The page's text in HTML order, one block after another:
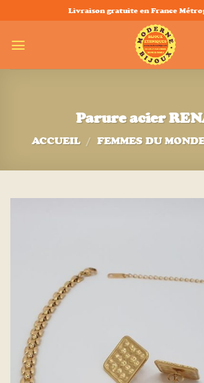
au
contenu
Livraison gratuite en France
Parure acier
ACCUEIL / FEMMES DU